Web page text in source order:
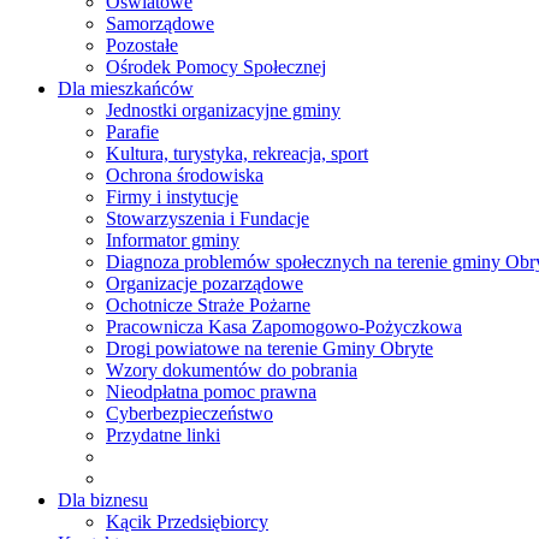
Samorządowe
Pozostałe
Ośrodek Pomocy Społecznej
Dla mieszkańców
Jednostki organizacyjne gminy
Parafie
Kultura, turystyka, rekreacja, sport
Ochrona środowiska
Firmy i instytucje
Stowarzyszenia i Fundacje
Informator gminy
Diagnoza problemów społecznych na terenie gminy
Organizacje pozarządowe
Ochotnicze Straże Pożarne
Pracownicza Kasa Zapomogowo-Pożyczkowa
Drogi powiatowe na terenie Gminy Obryte
Wzory dokumentów do pobrania
Nieodpłatna pomoc prawna
Cyberbezpieczeństwo
Przydatne linki
Dla biznesu
Kącik Przedsiębiorcy